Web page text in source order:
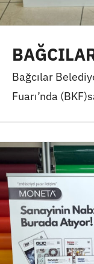
Bağcılar
Fuarı’nda